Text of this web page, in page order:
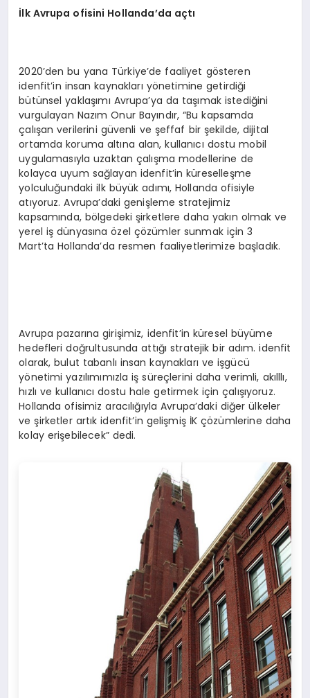
İlk Avrupa ofisini Hollanda’da açtı
2020’den bu yana Türkiye’de faaliyet gösteren
idenfit’in insan kaynakları yönetimine getirdiği
bütünsel yaklaşımı Avrupa’ya da taşımak istediğini
vurgulayan Nazım Onur Bayındır, “Bu kapsamda
çalışan verilerini güvenli ve şeffaf bir şekilde, dijital
ortamda koruma altına alan, kullanıcı dostu mobil
uygulamasıyla uzaktan çalışma modellerine de
kolayca uyum sağlayan idenfit’in küreselleşme
yolculuğundaki ilk büyük adımı, Hollanda ofisiyle
atıyoruz. Avrupa’daki genişleme stratejimiz
kapsamında, bölgedeki şirketlere daha yakın olmak ve
yerel iş dünyasına özel çözümler sunmak için 3
Mart’ta Hollanda’da resmen faaliyetlerimize başladık.
Avrupa pazarına girişimiz, idenfit’in küresel büyüme
hedefleri doğrultusunda attığı stratejik bir adım. idenfit
olarak, bulut tabanlı insan kaynakları ve işgücü
yönetimi yazılımımızla iş süreçlerini daha verimli, akılllı,
hızlı ve kullanıcı dostu hale getirmek için çalışıyoruz.
Hollanda ofisimiz aracılığıyla Avrupa’daki diğer ülkeler
ve şirketler artık idenfit’in gelişmiş İK çözümlerine daha
kolay erişebilecek” dedi.